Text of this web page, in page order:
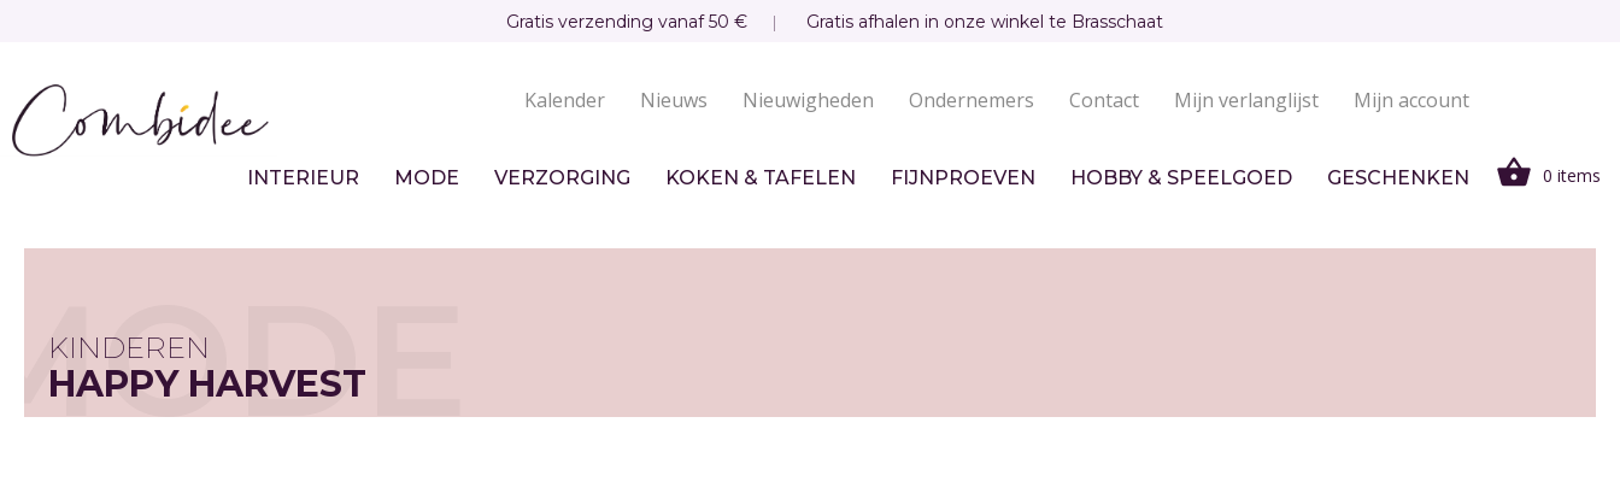
inhoud
gaan
Gratis verzending vanaf 50 € Gratis afhalen in onze winkel te Brasschaat
navigatie
Kalender Nieuws Nieuwigheden Ondernemers Contact Mijn verlanglijst Mijn account
INTERIEUR MODE VERZORGING KOKEN & TAFELEN FIJNPROEVEN HOBBY & SPEELGOED GESCHENKEN 0 items
KINDEREN
HAPPY HARVEST